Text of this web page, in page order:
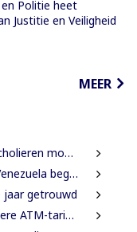
Politie heet
Justitie en Veiligheid
MEER
examens doen
zonder Machado
jaar getrouwd
op achterstand